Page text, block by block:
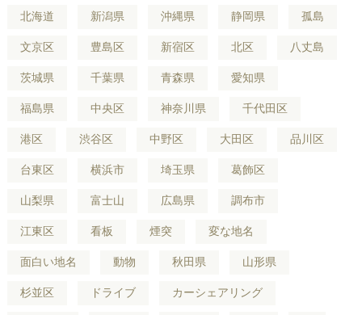
北海道 新潟県 沖縄県 静岡県 孤島
文京区 豊島区 新宿区 北区 八丈島
茨城県 千葉県 青森県 愛知県
福島県 中央区 神奈川県 千代田区
港区 渋谷区 中野区 大田区 品川区
台東区 横浜市 埼玉県 葛飾区
山梨県 富士山 広島県 調布市
江東区 看板 煙突 変な地名
面白い地名 動物 秋田県 山形県
杉並区 ドライブ カーシェアリング